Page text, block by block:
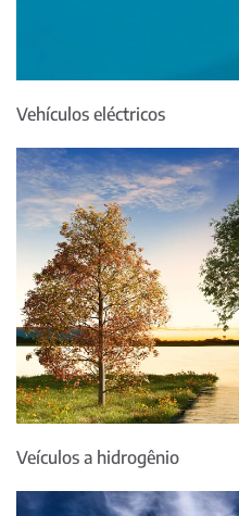
Vehículos eléctricos
Veículos a hidrogênio